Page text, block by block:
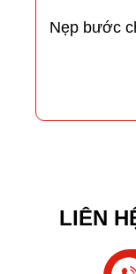
Nẹp bước
LIÊN